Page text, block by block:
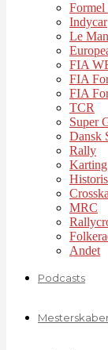
Formel
Indycar
Le
FIA
FIA
FIA
TCR
Super
Dansk
Rally
Karting
MRC
Andet
Podcasts